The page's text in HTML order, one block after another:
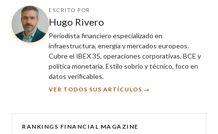
ESCRITO POR
Hugo Rivero
Periodista financiero especializado en
infraestructura, energía y mercados europeos.
Cubre el IBEX 35, operaciones corporativas, BCE y
política monetaria. Estilo sobrio y técnico, foco en
datos verificables.
VER TODOS SUS ARTÍCULOS →
RANKINGS FINANCIAL MAGAZINE